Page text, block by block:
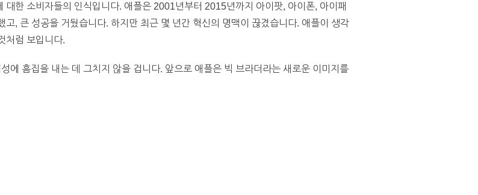
대한 소비자들의 인식입니다. 애플은 2001년부터 2015년까지 아이팟, 아이폰, 아이패
, 큰 성공을 거뒀습니다. 하지만 최근 몇 년간 혁신의 명맥이 끊겼습니다. 애플이 생각
처럼 보입니다.
에 흠집을 내는 데 그치지 않을 겁니다. 앞으로 애플은 빅 브라더라는 새로운 이미지를